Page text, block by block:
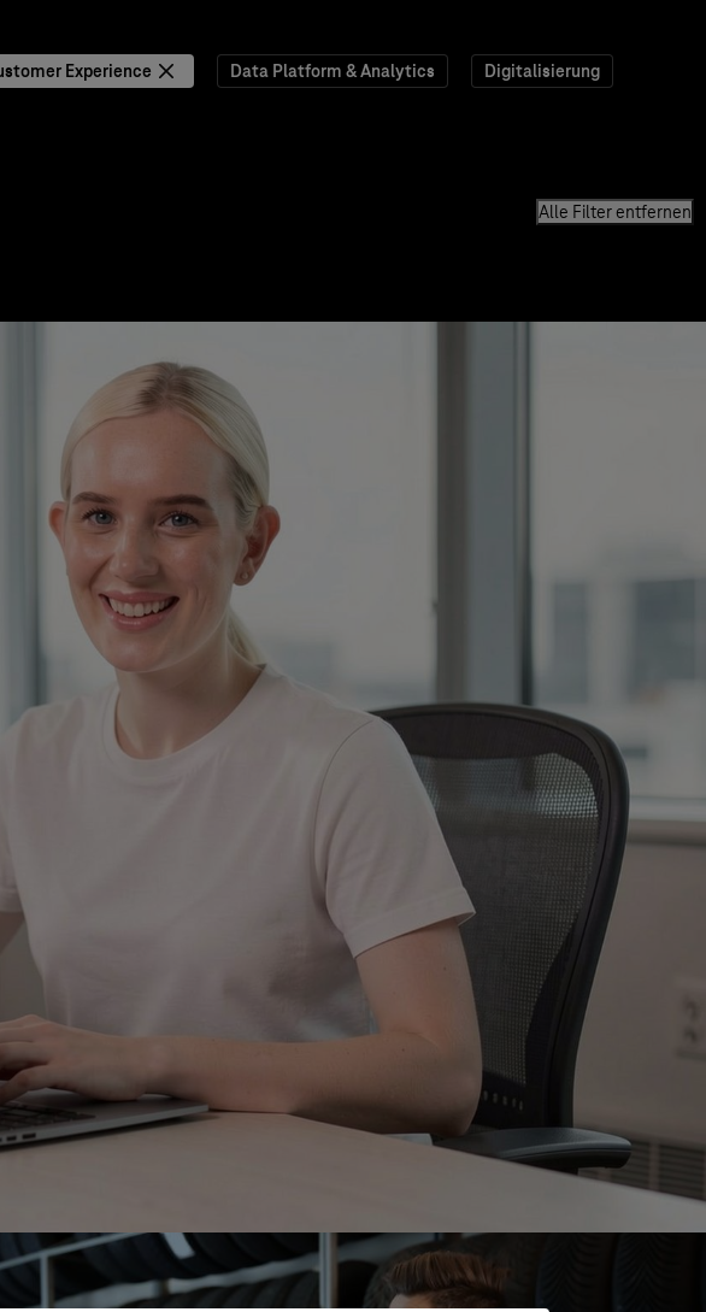
Experience Data Platform & Analytics Digitalisierung
Alle Filter entfernen